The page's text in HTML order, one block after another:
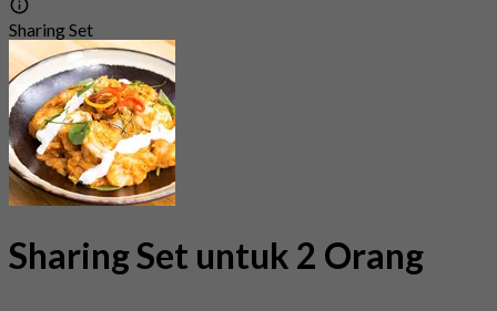
Sharing Set
Sharing Set untuk 2 Orang